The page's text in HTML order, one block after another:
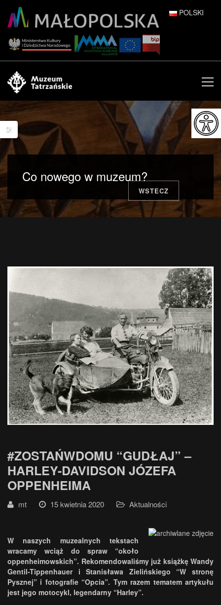
POLSKI
ENGLISH
ESPAÑOL
FRANÇAIS
ITALIANO
日本語
Co nowego w muzeum?
WSTECZ
#ZOSTAŃWDOMU “GUDŁAJ” –
HARLEY-DAVIDSON JÓZEFA
OPPENHEIMA
mt 15 kwietnia 2020 Aktualności
W naszych muzealnych tekstach
wracamy wciąż do spraw “około
oppenheimowskich”. Rekomendowaliśmy już książkę Wandy
Gentil-Tippenhauer i Stanisława Zielińskiego “W stronę
Pysznej” i fotografie “Opcia”. Tym razem tematem artykułu
jest jego motocykl, legendarny “Harley”.